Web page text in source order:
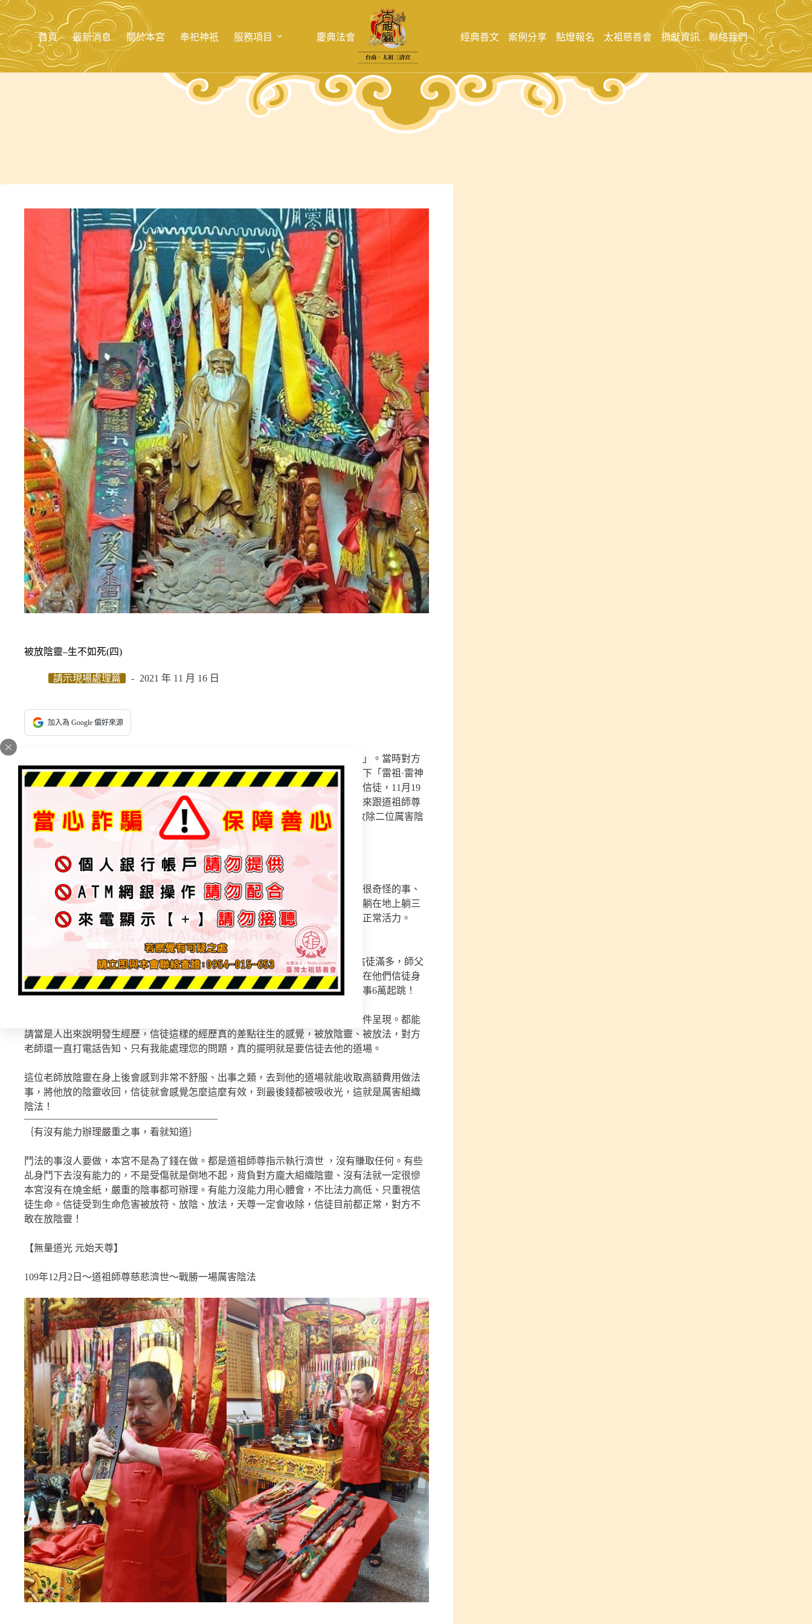
跳
至
主
要
內
首頁 最新消息 關於本宮 奉祀神祇 服務項目 慶典法會 經典善文 案例分享 點燈報名 太袓慈善會 捐獻資訊 聯絡我們
被放陰靈–生不如死(四)
請示現場處理篇 2021 年 11 月 16 日
加入為 Google 偏好來源
嘉義女信徒，11月19日，道祖天尊降下、法事收除，破除陰法「對方信徒跑光光」。當時對方
整龐要來跟道祖師尊戰，法滿厲害的！當天「上天師尊」降下處理法事，特別請下「雷祖·雷神
鞭」收除二位厲害陰神，被封在龍甕、香爐內，陰兵陰將被收除17位靈！嘉義女信徒，11月19
日，道祖天尊降下、法事收除，破除陰法「對方信徒跑光光」。當時對方整龐要來跟道祖師尊
戰，法滿厲害的！當天「上天師尊」降下處理法事，特別請下「雷祖·雷神鞭」收除二位厲害陰
神，被封在龍甕、香爐內，陰兵陰將被收除17位靈！
「對方老師」
到目前已無在放陰靈來、也沒打電話來詢問，隔幾天來買檳榔時都不敢正眼看，很奇怪的事、
臉上兩個眼睛很腫，這位老師還拿便當給信徒吃，信徒不敢吃給狗狗吃後，狗狗躺在地上躺三
天病懨懨（無精打采）信徒拿師父開的淨符水、給狗狗噴一噴，沒多久就好了、正常活力。
（原來吃的東西也放陰法進去）
正常每禮拜星期四「對方老師信徒」會聚會，星期五會辦事，少說都有7-8台車信徒滿多，師父
收除對方放的陰靈後，到現在幾個禮拜過去都沒信徒來！感覺這位老師放的陰法在他們信徒身
上都被破除，信徒不知而散，這位老師家沒在上班都是靠這些在生活，辦一場法事6萬起跳！
對方道場中在操作的（陰神）已被收除封在本宮。避免危害到人民，這次真實案件呈現。都能
請當是人出來說明發生經歷，信徒這樣的經歷真的差點往生的感覺，被放陰靈、被放法，對方
老師還一直打電話告知、只有我能處理您的問題，真的擺明就是要信徒去他的道場。
這位老師放陰靈在身上後會感到非常不舒服、出事之類，去到他的道場就能收取高額費用做法
事，將他放的陰靈收回，信徒就會感覺怎麼這麼有效，到最後錢都被吸收光，這就是厲害組織
陰法！
————————————————————
｛有沒有能力辦理嚴重之事，看就知道｝
鬥法的事沒人要做，本宮不是為了錢在做。都是道祖師尊指示執行濟世 ，沒有賺取任何。有些
乩身鬥下去沒有能力的，不是受傷就是倒地不起，背負對方龐大組織陰靈、沒有法就一定很慘
本宮沒有在燒金紙，嚴重的陰事都可辦理。有能力沒能力用心體會，不比法力高低、只重視信
徒生命。信徒受到生命危害被放符、放陰、放法，天尊一定會收除，信徒目前都正常，對方不
敢在放陰靈！
【無量道光 元始天尊】
109年12月2日～道祖師尊慈悲濟世～戰勝一場厲害陰法